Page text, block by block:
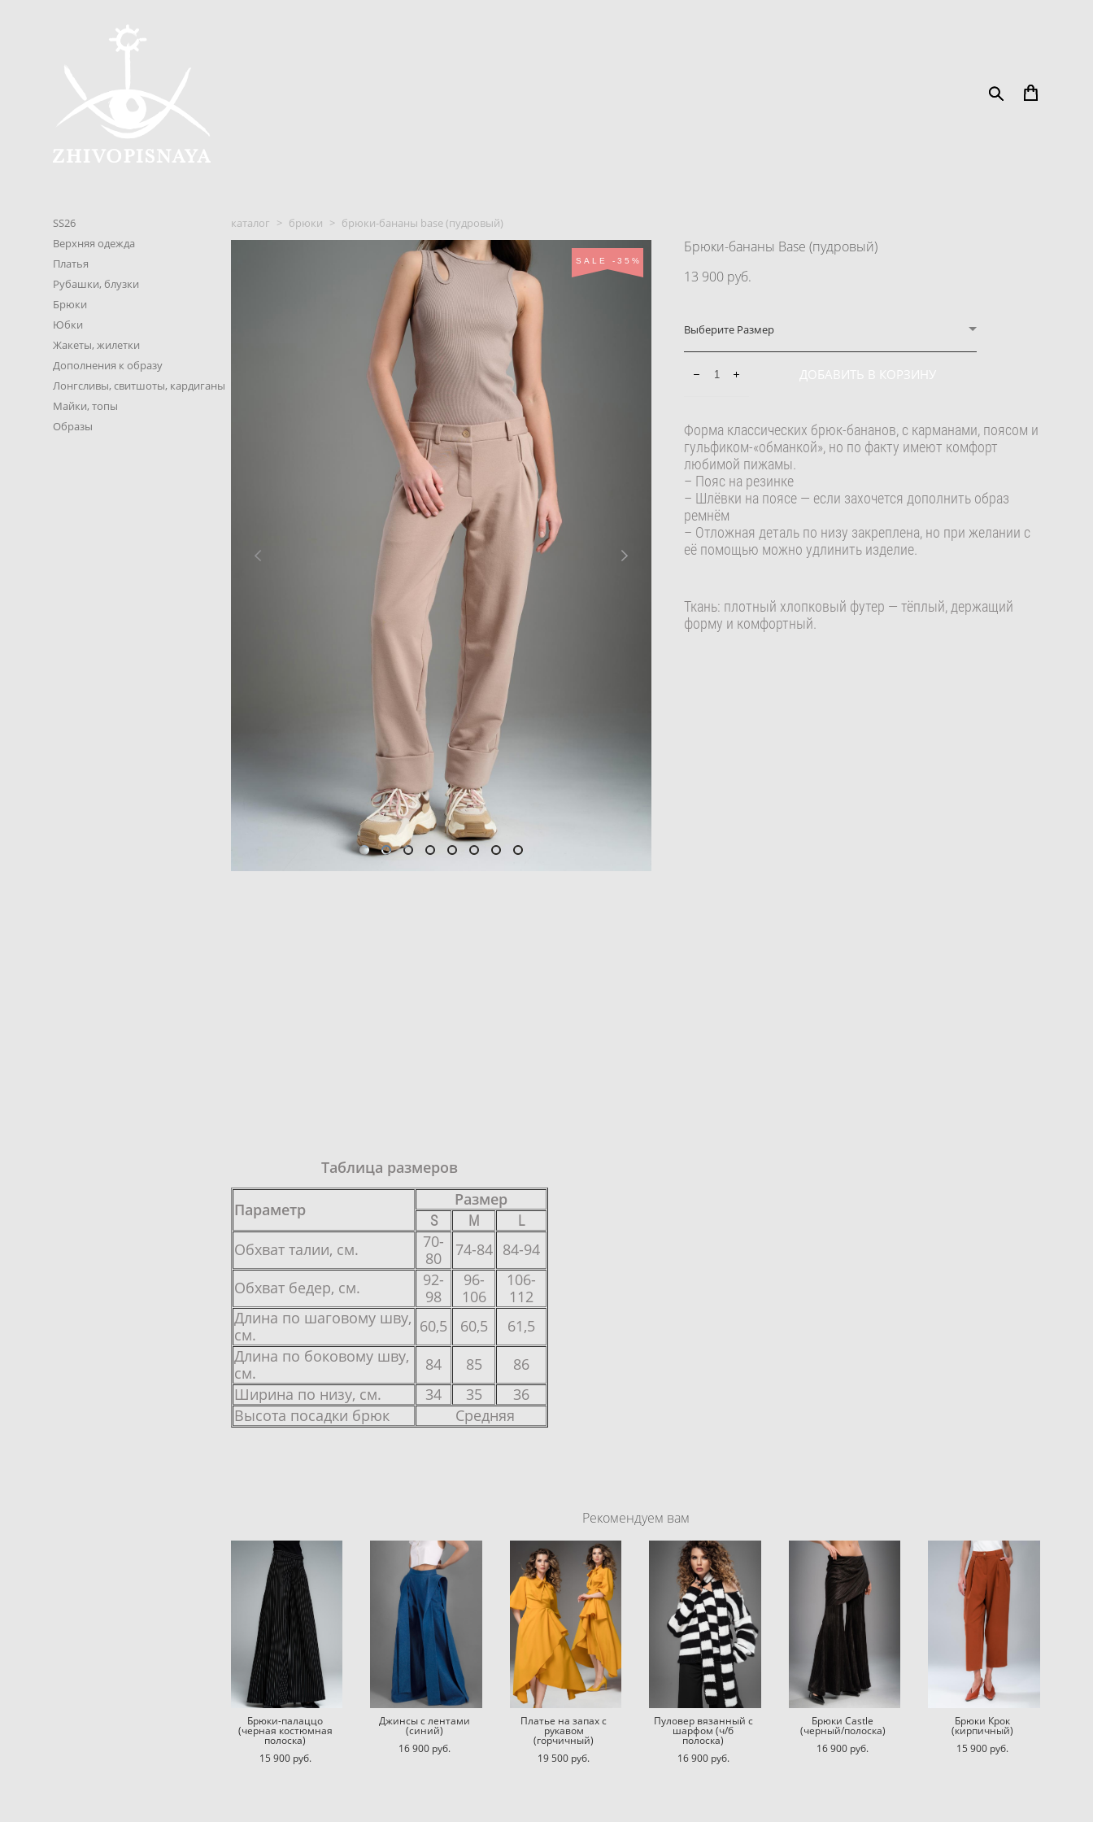
SS26
Верхняя одежда
Платья
Рубашки, блузки
Брюки
Юбки
Жакеты, жилетки
Дополнения к образу
Лонгсливы, свитшоты, кардиганы
Майки, топы
Образы
каталог > брюки > брюки-бананы base (пудровый)
SALE -35%
Брюки-бананы Base (пудровый)
13 900 pуб.
Выберите Размер
ДОБАВИТЬ В КОРЗИНУ
Форма классических брюк-бананов, с карманами, поясом и
гульфиком-«обманкой», но по факту имеют комфорт
любимой пижамы.
– Пояс на резинке
– Шлёвки на поясе — если захочется дополнить образ
ремнём
– Отложная деталь по низу закреплена, но при желании с
её помощью можно удлинить изделие.
Ткань: плотный хлопковый футер — тёплый, держащий
форму и комфортный.
Таблица размеров
Параметр
Размер
S
M
L
Обхват талии, см.
70-
80
74-84 84-94
Обхват бедер, см.
92-
98
96-
106
106-
112
Длина по шаговому шву,
см.
60,5 60,5
61,5
Длина по боковому шву,
см.
84 85
86
Ширина по низу, см.
34 35
36
Высота посадки брюк
Средняя
Рекомендуем вам
Брюки-палаццо
(черная костюмная
полоска)
15 900 pуб.
Джинсы с лентами
(синий)
16 900 pуб.
Платье на запах с
рукавом
(горчичный)
19 500 pуб.
Пуловер вязанный с
шарфом (ч/б
полоска)
16 900 pуб.
Брюки Castle
(черный/полоска)
16 900 pуб.
Брюки Крок
(кирпичный)
15 900 pуб.